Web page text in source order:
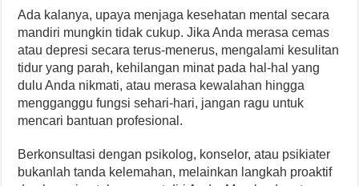
Ada kalanya, upaya menjaga kesehatan mental secara
mandiri mungkin tidak cukup. Jika Anda merasa cemas
atau depresi secara terus-menerus, mengalami kesulitan
tidur yang parah, kehilangan minat pada hal-hal yang
dulu Anda nikmati, atau merasa kewalahan hingga
mengganggu fungsi sehari-hari, jangan ragu untuk
mencari bantuan profesional.
Berkonsultasi dengan psikolog, konselor, atau psikiater
bukanlah tanda kelemahan, melainkan langkah proaktif